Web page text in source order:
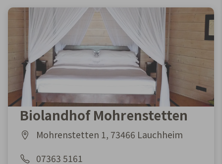
10 Ergebnisse gefunden
Biolandhof Mohrenstetten
Mohrenstetten 1, 73466 Lauchheim
07363 5161